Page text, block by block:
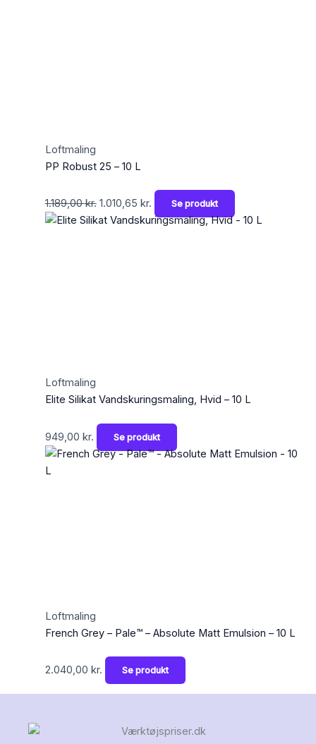
Loftmaling
PP Robust 25 – 10 L
1.189,00kr. 1.010,65 kr. Se produkt
Loftmaling
Elite Silikat Vandskuringsmaling, Hvid – 10 L
949,00 kr. Se produkt
Loftmaling
French Grey – Pale™ – Absolute Matt Emulsion – 10 L
2.040,00 kr. Se produkt